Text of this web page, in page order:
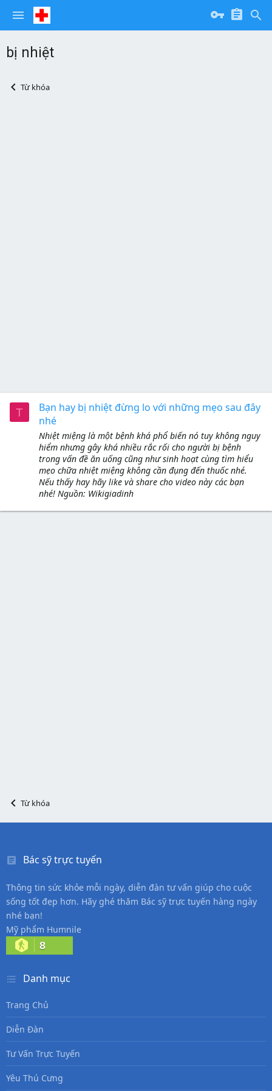
bị nhiệt
Từ khóa
T
Bạn hay bị nhiệt đừng lo với những mẹo sau đây
nhé
Nhiệt miệng là một bệnh khá phổ biến nó tuy không nguy
hiểm nhưng gây khá nhiều rắc rối cho người bị bệnh
trong vấn đề ăn uống cũng như sinh hoạt cùng tìm hiểu
mẹo chữa nhiệt miệng không cần đụng đến thuốc nhé.
Nếu thấy hay hãy like và share cho video này các bạn
nhé! Nguồn: Wikigiadinh
Từ khóa
Bác sỹ trực tuyến
Thông tin sức khỏe mỗi ngày, diễn đàn tư vấn giúp cho cuộc
sống tốt đẹp hơn. Hãy ghé thăm Bác sỹ trực tuyến hàng ngày
nhé bạn!
Mỹ phẩm Humnile
8
Danh mục
Trang Chủ
Diễn Đàn
Tư Vấn Trực Tuyến
Yêu Thú Cưng